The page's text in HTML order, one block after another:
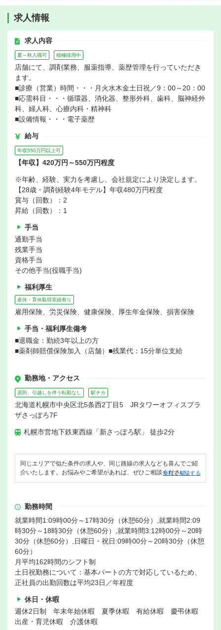
求人情報
求人内容
夏～秋入職可 積極採用中
店舗にて、調剤業務、服薬指導、薬歴管理を行っていただき
ます。
■診療（営業）時間・・・月火水木金土日祝／9：00～20：00
■応需科目・・・循環器、消化器、整形外科、歯科、脳神経外
科、婦人科、心療内科・精神科
■設備情報・・・電子薬歴
給与
年収550万円以上可
【年収】420万円～550万円程度
※年齢、経験、実力を考慮し、会社規定により決定します。
【28歳・調剤経験4年モデル】年収480万円程度
賞与（回数）：2
昇給（回数）：1
手当
通勤手当
残業手当
資格手当
その他手当(役職手当)
福利厚生
産休・育休取得実績有り
雇用保険、労災保険、健康保険、厚生年金保険、損害保険
手当・福利厚生備考
■退職金：勤続3年以上の方
■薬剤師賠償保険加入（店舗）■残業代：15分単位支給
勤務地・アクセス
原則、引越しを伴う転勤なし 駅チカ
北海道札幌市中央区北5条西2丁目5 JRタワーオフィスプラ
ザさっぽろ7F
札幌市営地下鉄東西線「新さっぽろ駅」 徒歩2分
同じエリアで似た条件の求人や、同じ路線の求人なども喜んでご紹
介いたします。お悩みやご希望があれば、ぜひご相談ください。
無料で相談する
勤務時間
就業時間1:09時00分～17時30分（休憩60分）,就業時間2:09
時30分～18時30分（休憩60分）,就業時間3:12時00分～20時
30分（休憩60分）,日曜日・祝日:09時00分～20時30分（休憩
60分）
月平均162時間のシフト制
土日祝勤務について：基本パートの方で対応しているため、
正社員の出勤回数は平均23日／年程度
休日・休暇
週休2日制 年末年始休暇 夏季休暇 有給休暇 慶弔休暇
出産・育児休暇 介護休暇